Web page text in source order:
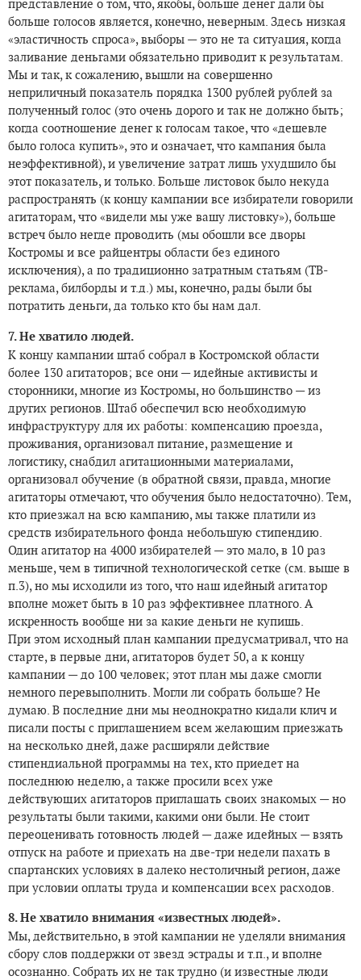
представление о том, что, якобы, больше денег дали бы
больше голосов является, конечно, неверным. Здесь низкая
«эластичность спроса», выборы — это не та ситуация, когда
заливание деньгами обязательно приводит к результатам.
Мы и так, к сожалению, вышли на совершенно
неприличный показатель порядка 1300 рублей рублей за
полученный голос (это очень дорого и так не должно быть;
когда соотношение денег к голосам такое, что «дешевле
было голоса купить», это и означает, что кампания была
неэффективной), и увеличение затрат лишь ухудшило бы
этот показатель, и только. Больше листовок было некуда
распространять (к концу кампании все избиратели говорили
агитаторам, что «видели мы уже вашу листовку»), больше
встреч было негде проводить (мы обошли все дворы
Костромы и все райцентры области без единого
исключения), а по традиционно затратным статьям (ТВ-
реклама, билборды и т.д.) мы, конечно, рады были бы
потратить деньги, да только кто бы нам дал.
7. Не хватило людей.
К концу кампании штаб собрал в Костромской области
более 130 агитаторов; все они — идейные активисты и
сторонники, многие из Костромы, но большинство — из
других регионов. Штаб обеспечил всю необходимую
инфраструктуру для их работы: компенсацию проезда,
проживания, организовал питание, размещение и
логистику, снабдил агитационными материалами,
организовал обучение (в обратной связи, правда, многие
агитаторы отмечают, что обучения было недостаточно). Тем,
кто приезжал на всю кампанию, мы также платили из
средств избирательного фонда небольшую стипендию.
Один агитатор на 4000 избирателей — это мало, в 10 раз
меньше, чем в типичной технологической сетке (см. выше в
п.3), но мы исходили из того, что наш идейный агитатор
вполне может быть в 10 раз эффективнее платного. А
искренность вообще ни за какие деньги не купишь.
При этом исходный план кампании предусматривал, что на
старте, в первые дни, агитаторов будет 50, а к концу
кампании — до 100 человек; этот план мы даже смогли
немного перевыполнить. Могли ли собрать больше? Не
думаю. В последние дни мы неоднократно кидали клич и
писали посты с приглашением всем желающим приезжать
на несколько дней, даже расширяли действие
стипендиальной программы на тех, кто приедет на
последнюю неделю, а также просили всех уже
действующих агитаторов приглашать своих знакомых — но
результаты были такими, какими они были. Не стоит
переоценивать готовность людей — даже идейных — взять
отпуск на работе и приехать на две-три недели пахать в
спартанских условиях в далеко нестоличный регион, даже
при условии оплаты труда и компенсации всех расходов.
8. Не хватило внимания «известных людей».
Мы, действительно, в этой кампании не уделяли внимания
сбору слов поддержки от звезд эстрады и т.п., и вполне
осознанно. Собрать их не так трудно (и известные люди